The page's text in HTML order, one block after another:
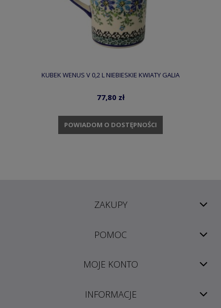
KUBEK WENUS V 0,2 L NIEBIESKIE KWIATY GALIA
77,80 zł
POWIADOM O DOSTĘPNOŚCI
ZAKUPY
POMOC
MOJE KONTO
INFORMACJE